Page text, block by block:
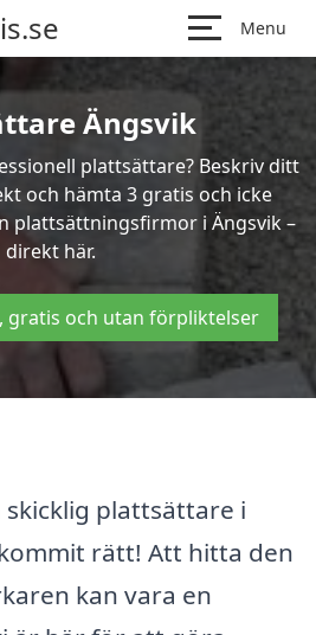
Menu
Ängsvik
plattsättare? Beskriv ditt
och hämta 3 gratis och icke
plattsättningsfirmor i Ängsvik –
direkt här.
gratis och utan förpliktelser
plattsättare i
rätt! Att hitta den
kan vara en